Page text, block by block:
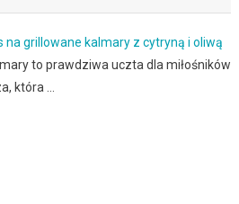
na grillowane kalmary z cytryną i oliwą
to prawdziwa uczta dla miłośników
która …